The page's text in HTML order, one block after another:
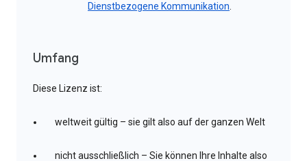
Dienstbezogene Kommunikation.
Umfang
Diese Lizenz ist:
weltweit gültig – sie gilt also auf der ganzen Welt
nicht ausschließlich – Sie können Ihre Inhalte also